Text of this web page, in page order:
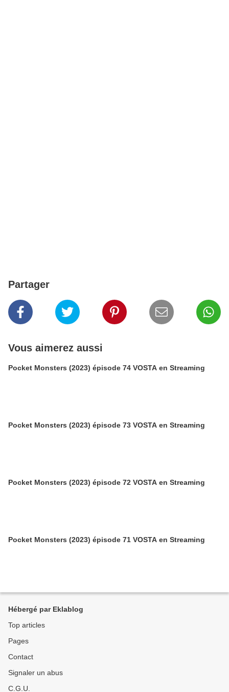
Partager
Vous aimerez aussi
Pocket Monsters (2023) épisode 74 VOSTA en Streaming
Pocket Monsters (2023) épisode 73 VOSTA en Streaming
Pocket Monsters (2023) épisode 72 VOSTA en Streaming
Pocket Monsters (2023) épisode 71 VOSTA en Streaming
Hébergé par Eklablog
Top articles
Pages
Contact
Signaler un abus
C.G.U.